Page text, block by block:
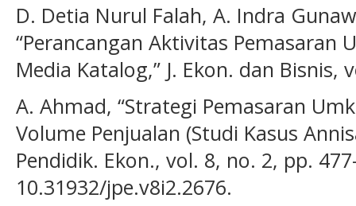
D. Detia Nurul Falah, A. Indra
“Perancangan Aktivitas Pemasaran
Media Katalog,” J. Ekon. dan Bisnis,
A. Ahmad, “Strategi Pemasaran
Volume Penjualan (Studi Kasus
Pendidik. Ekon., vol. 8, no. 2, pp.
10.31932/jpe.v8i2.2676.